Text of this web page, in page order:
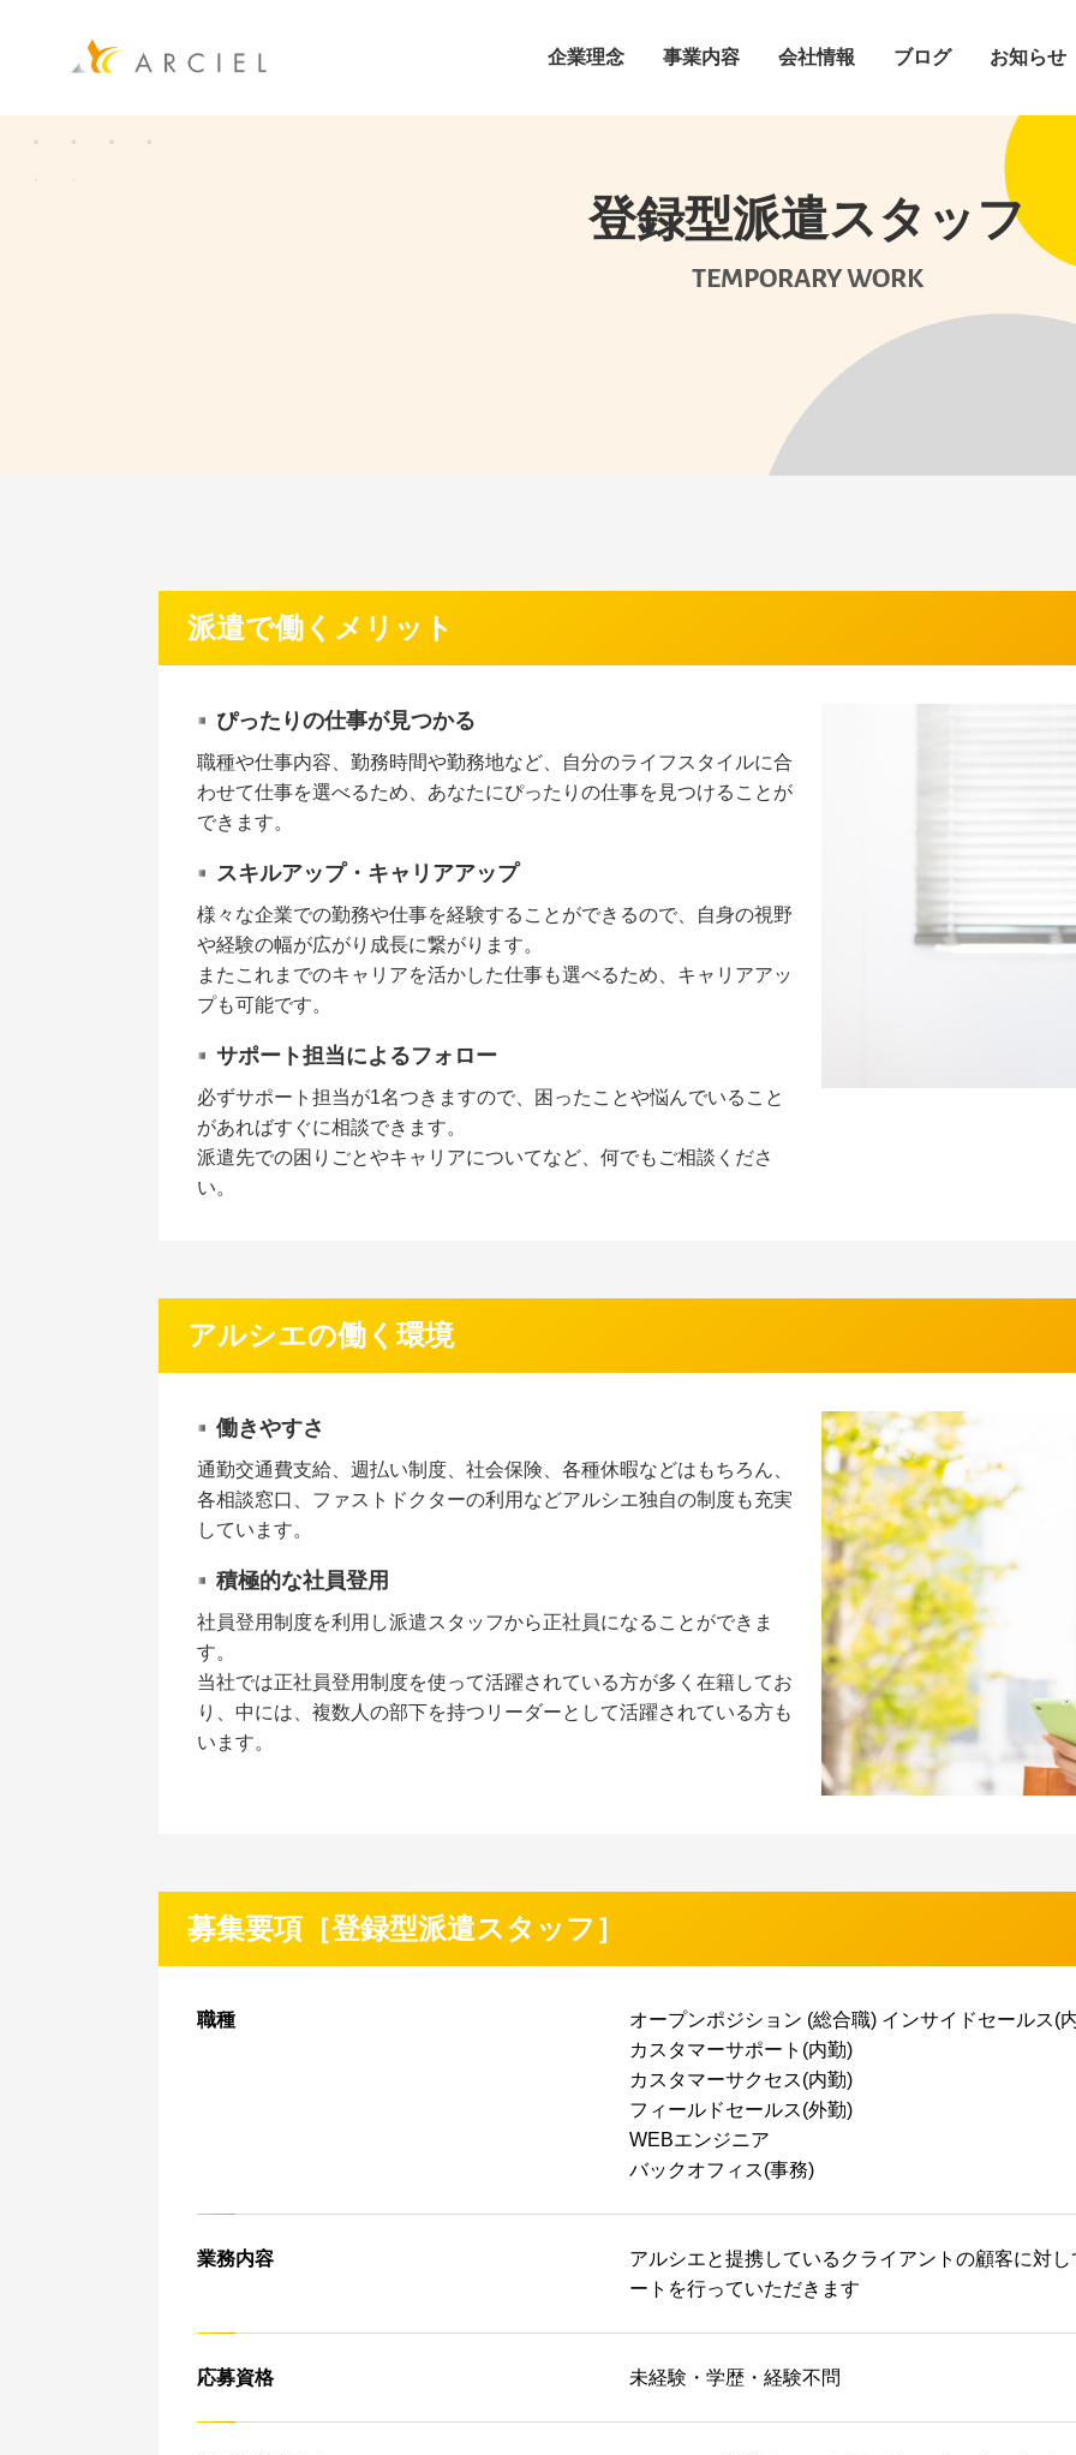
企業理念 事業内容 会社情報 ブログ お知らせ
登録型派遣スタッフ
TEMPORARY WORK
派遣で働くメリット
ぴったりの仕事が見つかる
職種や仕事内容、勤務時間や勤務地など、自分のライフスタイルに合
わせて仕事を選べるため、あなたにぴったりの仕事を見つけることが
できます。
スキルアップ・キャリアアップ
様々な企業での勤務や仕事を経験することができるので、自身の視野
や経験の幅が広がり成長に繋がります。
またこれまでのキャリアを活かした仕事も選べるため、キャリアアッ
プも可能です。
サポート担当によるフォロー
必ずサポート担当が1名つきますので、困ったことや悩んでいること
があればすぐに相談できます。
派遣先での困りごとやキャリアについてなど、何でもご相談くださ
い。
アルシエの働く環境
働きやすさ
通勤交通費支給、週払い制度、社会保険、各種休暇などはもちろん、
各相談窓口、ファストドクターの利用などアルシエ独自の制度も充実
しています。
積極的な社員登用
社員登用制度を利用し派遣スタッフから正社員になることができま
す。
当社では正社員登用制度を使って活躍されている方が多く在籍してお
り、中には、複数人の部下を持つリーダーとして活躍されている方も
います。
募集要項［登録型派遣スタッフ］
職種
オープンポジション (総合職) インサイドセールス(
カスタマーサポート(内勤)
カスタマーサクセス(内勤)
フィールドセールス(外勤)
WEBエンジニア
バックオフィス(事務)
業務内容
アルシエと提携しているクライアントの顧客に対
ートを行っていただきます
応募資格 未経験・学歴・経験不問